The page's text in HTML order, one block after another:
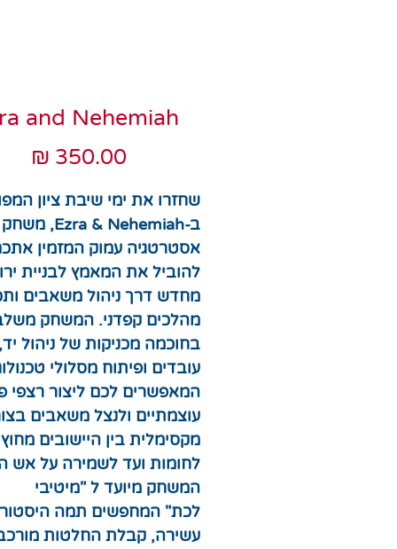
and Nehemiah
שחזרו את ימי שיבת ציון
ב-Ezra & Nehemiah, משחק
אסטרטגיה עמוק המזמין
להוביל את המאמץ לבניית
מחדש דרך ניהול משאבים
מהלכים קפדני. המשחק
בחוכמה מכניקות של ניהול
עובדים ופיתוח מסלולי
המאפשרים לכם ליצור רצפי
עוצמתיים ולנצל משאבים
מקסימלית בין היישובים מחוץ
לחומות ועד לשמירה על אש
המשחק מיועד ל "מיטיבי
לכת" המחפשים תמה
עשירה, קבלת החלטות